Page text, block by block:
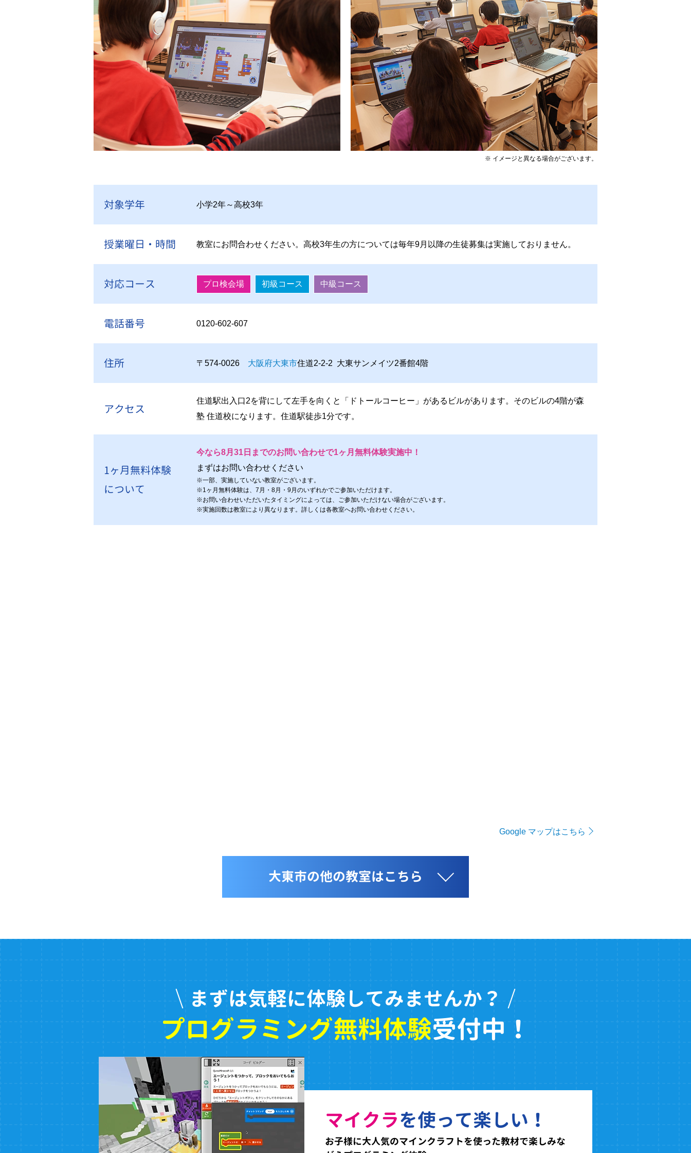
※ イメージと異なる場合がございます。
対象学年 小学2年～高校3年
授業曜日・時間 教室にお問合わせください。高校3年生の方については毎年9月以降の生徒募集は実施しておりません。
対応コース プロ検会場 初級コース 中級コース
電話番号 0120-602-607
住所 〒574-0026 大阪府大東市住道2-2-2 大東サンメイツ2番館4階
アクセス
住道駅出入口2を背にして左手を向くと「ドトールコーヒー」があるビルがあります。そのビルの4階が森
塾 住道校になります。住道駅徒歩1分です。
1ヶ月無料体験
について
今なら8月31日までのお問い合わせで1ヶ月無料体験実施中！
まずはお問い合わせください
※一部、実施していない教室がございます。
※1ヶ月無料体験は、7月・8月・9月のいずれかでご参加いただけます。
※お問い合わせいただいたタイミングによっては、ご参加いただけない場合がございます。
※実施回数は教室により異なります。詳しくは各教室へお問い合わせください。
Google マップはこちら
大東市の他の教室はこちら
まずは気軽に体験してみませんか？
プログラミング無料体験受付中！
マイクラを使って楽しい！
お子様に大人気のマインクラフトを使った教材で楽しみな